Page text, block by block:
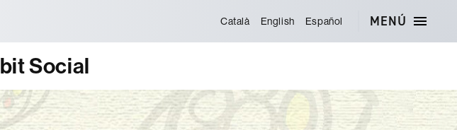
Català English Español MENÚ
Social